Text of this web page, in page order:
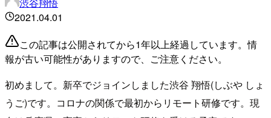
2021.04.01
この記事は公開されてから1年以上経過しています。情
報が古い可能性がありますので、ご注意ください。
初めまして。新卒でジョインしました渋谷 翔悟(しぶや しょ
うご)です。コロナの関係で最初からリモート研修です。現